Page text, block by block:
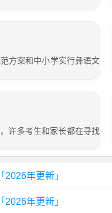
方案和中小学实行彝语文
许多考生和家长都在寻找
年更新」
年更新」